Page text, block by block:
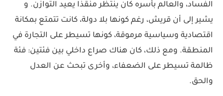
الفساد، والعالم بأسره كان ينتظر منقذًا يعيد التوازن. و
يشير إلى أن قريش، رغم كونها بلا دولة، كانت تتمتع بمكانة
اقتصادية وسياسية مرموقة، كونها تسيطر على التجارة في
المنطقة. ومع ذلك، كان هناك صراع داخلي بين فئتين: فئة
ظالمة تسيطر على الضعفاء، وأخرى تبحث عن العدل
والحق.